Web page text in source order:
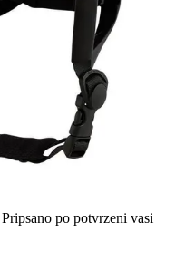
Pripsano po potvrzeni vasi